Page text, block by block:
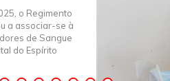
o Regimento
a associar-se à
de Sangue
do Espírito